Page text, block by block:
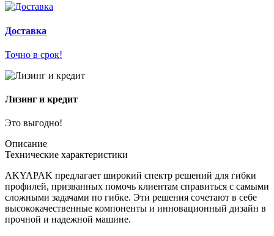
Доставка
Точно в срок!
Лизинг и кредит
Это выгодно!
Описание
Технические характеристики
AKYAPAK предлагает широкий спектр решений для гибки
профилей, призванных помочь клиентам справиться с самыми
сложными задачами по гибке. Эти решения сочетают в себе
высококачественные компоненты и инновационный дизайн в
прочной и надежной машине.